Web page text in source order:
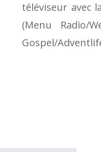
téléviseur avec
(Menu Radio/
Gospel/